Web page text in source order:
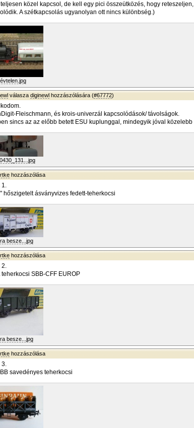
közel kapcsol, de kell egy pici összeütközés, hogy
A szétkapcsolás ugyanolyan ott nincs különbség.)
válasza diginewl hozzászólására (#67772)
Fleischmann, és krois-univerzál kapcsolódások/ távolságok.
sincs az az előbb betett ESU kuplunggal, mindegyik jóval közelebb
hozzászólása
1.
hőszigetelt ásványvizes fedett-teherkocsi
besze...jpg
hozzászólása
2.
teherkocsi SBB-CFF EUROP
besze...jpg
hozzászólása
3.
savedényes teherkocsi